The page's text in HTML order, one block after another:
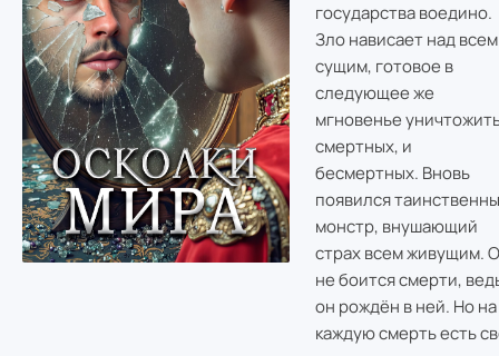
государства воедино.
Зло нависает над всем
сущим, готовое в
следующее же
мгновенье
смертных, и
бесмертных. Вновь
появился
монстр, внушающий
страх всем живущим.
не боится смерти,
он рождён в ней. Но на
каждую смерть есть